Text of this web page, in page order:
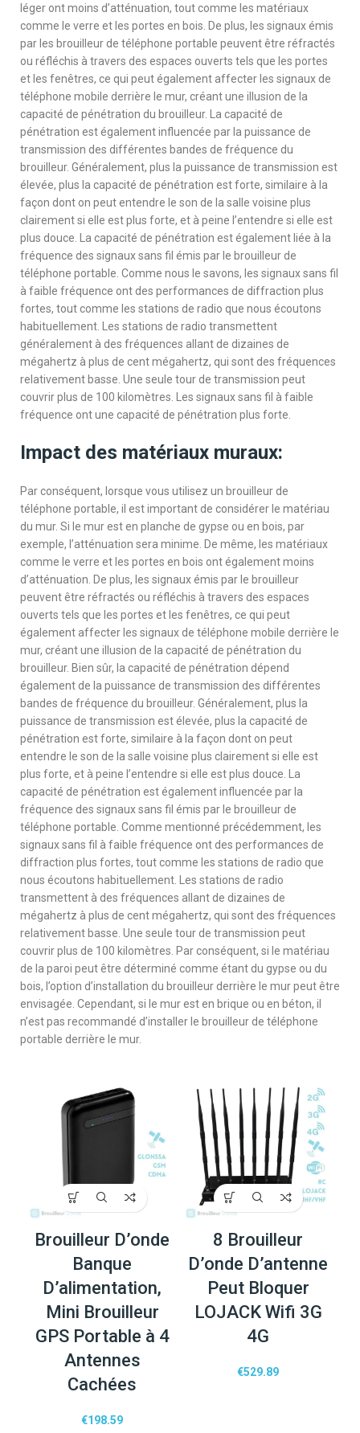
léger ont moins d’atténuation, tout comme les matériaux
comme le verre et les portes en bois. De plus, les signaux émis
par les brouilleur de téléphone portable peuvent être réfractés
ou réfléchis à travers des espaces ouverts tels que les portes
et les fenêtres, ce qui peut également affecter les signaux de
téléphone mobile derrière le mur, créant une illusion de la
capacité de pénétration du brouilleur. La capacité de
pénétration est également influencée par la puissance de
transmission des différentes bandes de fréquence du
brouilleur. Généralement, plus la puissance de transmission est
élevée, plus la capacité de pénétration est forte, similaire à la
façon dont on peut entendre le son de la salle voisine plus
clairement si elle est plus forte, et à peine l’entendre si elle est
plus douce. La capacité de pénétration est également liée à la
fréquence des signaux sans fil émis par le brouilleur de
téléphone portable. Comme nous le savons, les signaux sans fil
à faible fréquence ont des performances de diffraction plus
fortes, tout comme les stations de radio que nous écoutons
habituellement. Les stations de radio transmettent
généralement à des fréquences allant de dizaines de
mégahertz à plus de cent mégahertz, qui sont des fréquences
relativement basse. Une seule tour de transmission peut
couvrir plus de 100 kilomètres. Les signaux sans fil à faible
fréquence ont une capacité de pénétration plus forte.
Impact des matériaux muraux:
Par conséquent, lorsque vous utilisez un brouilleur de
téléphone portable, il est important de considérer le matériau
du mur. Si le mur est en planche de gypse ou en bois, par
exemple, l’atténuation sera minime. De même, les matériaux
comme le verre et les portes en bois ont également moins
d’atténuation. De plus, les signaux émis par le brouilleur
peuvent être réfractés ou réfléchis à travers des espaces
ouverts tels que les portes et les fenêtres, ce qui peut
également affecter les signaux de téléphone mobile derrière le
mur, créant une illusion de la capacité de pénétration du
brouilleur. Bien sûr, la capacité de pénétration dépend
également de la puissance de transmission des différentes
bandes de fréquence du brouilleur. Généralement, plus la
puissance de transmission est élevée, plus la capacité de
pénétration est forte, similaire à la façon dont on peut
entendre le son de la salle voisine plus clairement si elle est
plus forte, et à peine l’entendre si elle est plus douce. La
capacité de pénétration est également influencée par la
fréquence des signaux sans fil émis par le brouilleur de
téléphone portable. Comme mentionné précédemment, les
signaux sans fil à faible fréquence ont des performances de
diffraction plus fortes, tout comme les stations de radio que
nous écoutons habituellement. Les stations de radio
transmettent à des fréquences allant de dizaines de
mégahertz à plus de cent mégahertz, qui sont des fréquences
relativement basse. Une seule tour de transmission peut
couvrir plus de 100 kilomètres. Par conséquent, si le matériau
de la paroi peut être déterminé comme étant du gypse ou du
bois, l’option d’installation du brouilleur derrière le mur peut être
envisagée. Cependant, si le mur est en brique ou en béton, il
n’est pas recommandé d’installer le brouilleur de téléphone
portable derrière le mur.
Brouilleur D’onde
Banque
D’alimentation,
Mini Brouilleur
GPS Portable à 4
Antennes
Cachées
€198.59
8 Brouilleur
D’onde D’antenne
Peut Bloquer
LOJACK Wifi 3G
4G
€529.89